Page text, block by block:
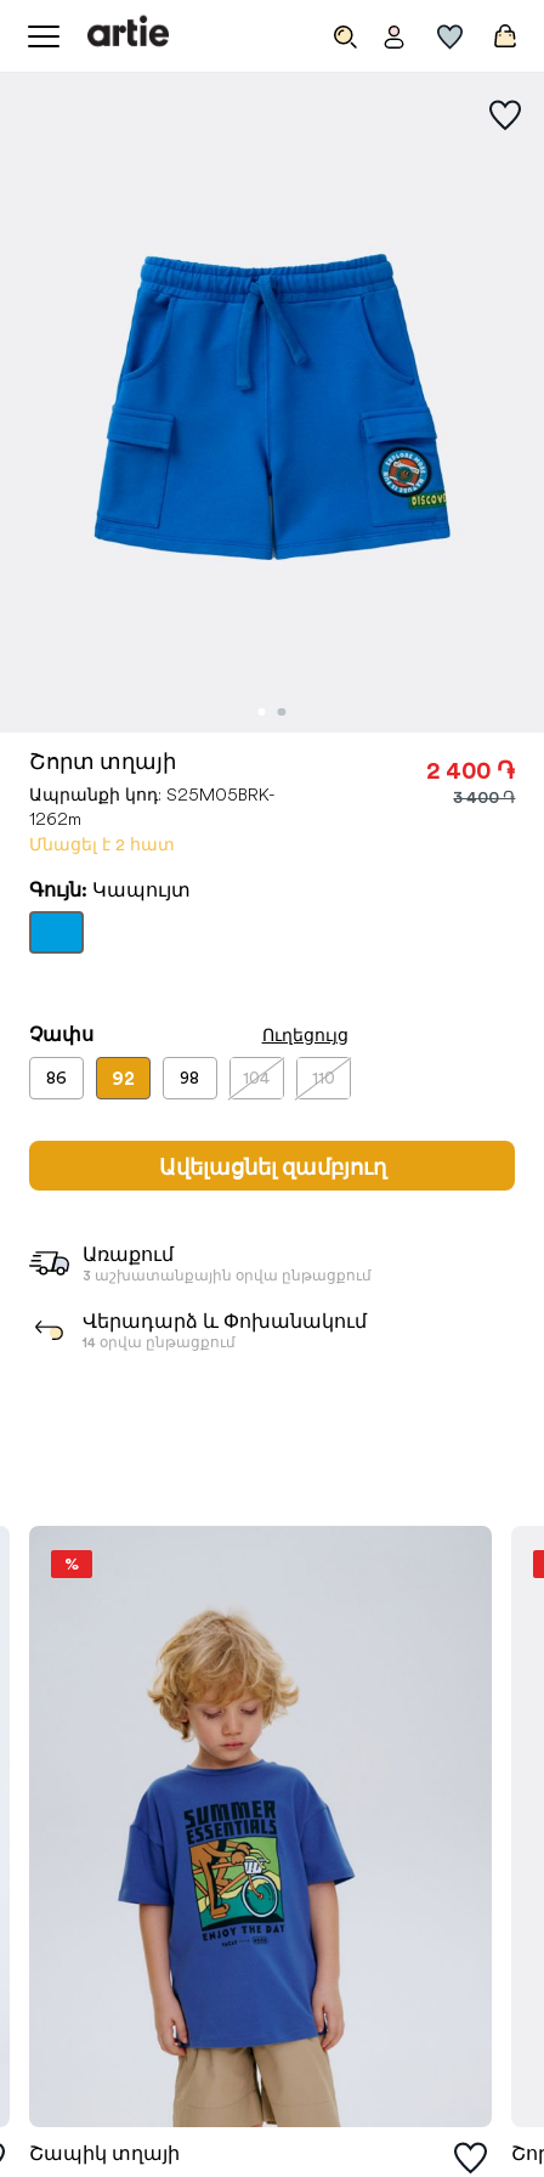
2 400 ֏
3 400 ֏
Շորտ տղայի
Ապրանքի կոդ: S25M05BRK-
1262m
Մնացել է 2 հատ
Գույն: Կապույտ
Չափս Ուղեցույց
86 92 98 104 110
Ավելացնել զամբյուղ
Առաքում
3 աշխատանքային օրվա ընթացքում
Վերադարձ և Փոխանակում
14 օրվա ընթացքում
%
Շապիկ տղայի